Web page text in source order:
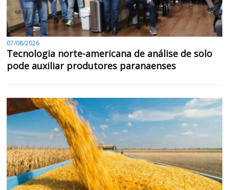
07/08/2026
Tecnologia norte-americana de análise de solo
pode auxiliar produtores paranaenses